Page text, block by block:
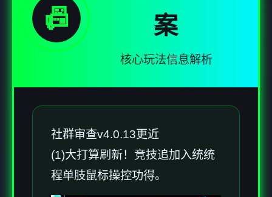
📠
案
核心玩法信息解析
社群审查v4.0.13更近
(1)大打算刷新！竞技追加入统统
程单肢鼠标操控功得。